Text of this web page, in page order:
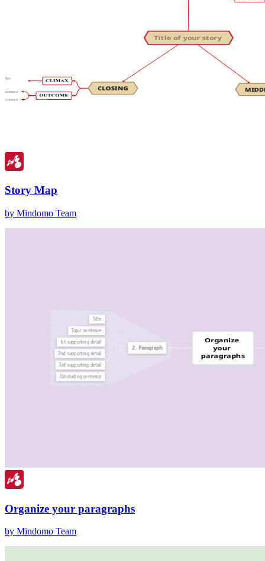
Story Map
by Mindomo Team
Organize your paragraphs
by Mindomo Team